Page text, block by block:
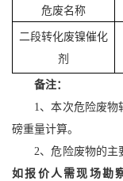
危废名称
二段转化废镍催化
剂
备注：
1、本次危险废物
磅重量计算。
2、危险废物的主
如报价人 需现场勘